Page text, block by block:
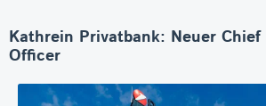
Kathrein Privatbank: Neuer
Officer